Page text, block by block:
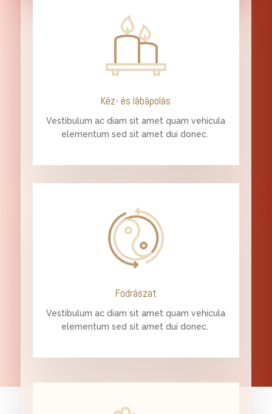
Kéz- és lábápolás
Vestibulum ac diam sit amet quam vehicula
elementum sed sit amet dui donec.
Fodrászat
Vestibulum ac diam sit amet quam vehicula
elementum sed sit amet dui donec.